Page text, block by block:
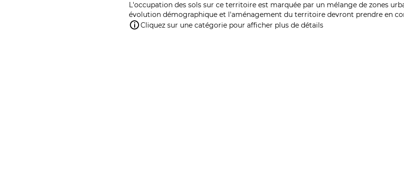
L'occupation des sols sur ce territoire est marquée par un mélange de zones
évolution démographique et l'aménagement du territoire devront prendre en
Cliquez sur une catégorie pour afficher plus de détails